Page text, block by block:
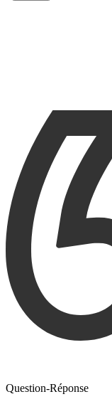
Question-Réponse